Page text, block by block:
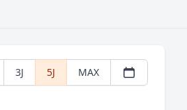
3J 5J MAX